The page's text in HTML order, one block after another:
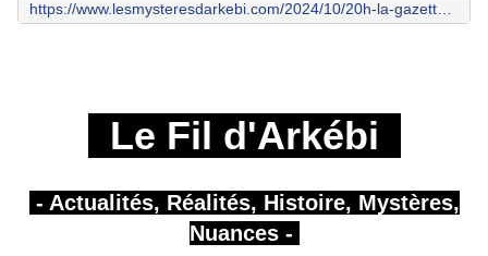
Le Fil d'Arkébi
- Actualités, Réalités, Histoire, Mystères,
Nuances -